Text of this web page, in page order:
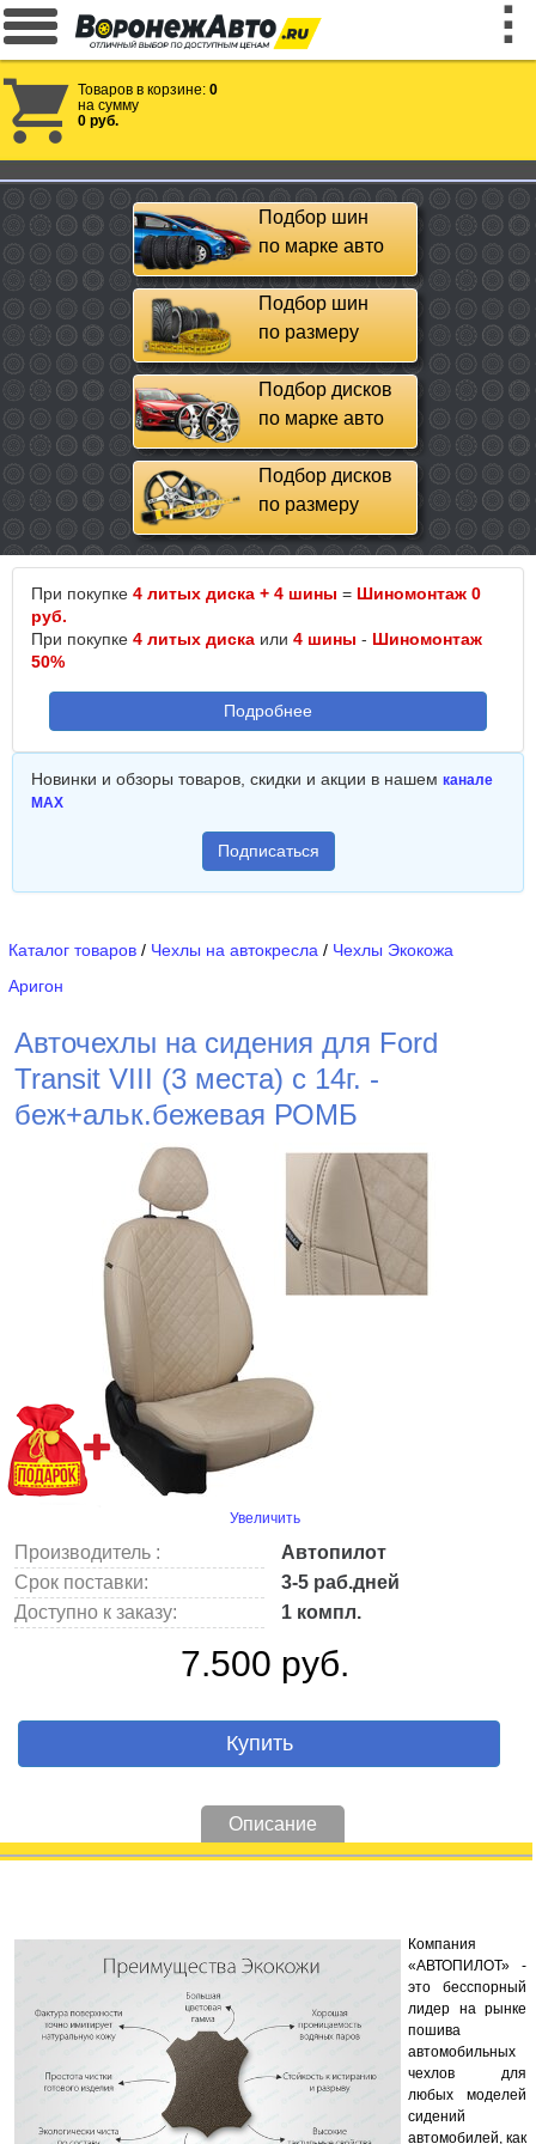
Товаров в корзине: 0
на сумму
0 руб.
Подбор шин
по марке авто
Подбор шин
по размеру
Подбор дисков
по марке авто
Подбор дисков
по размеру
При покупке 4 литых диска + 4 шины = Шиномонтаж 0
руб.
При покупке 4 литых диска или 4 шины - Шиномонтаж
50%
Подробнее
Новинки и обзоры товаров, скидки и акции в нашем канале
MAX
Подписаться
Каталог товаров / Чехлы на автокресла / Чехлы Экокожа
Аригон
Авточехлы на сидения для Ford
Transit VIII (3 места) с 14г. -
беж+альк.бежевая РОМБ
Увеличить
Производитель :
Автопилот
Срок поставки:
3-5 раб.дней
Доступно к заказу:
1 компл.
7.500 руб.
Купить
Описание
Компания
«АВТОПИЛОТ» -
это бесспорный
лидер на рынке
пошива
автомобильных
чехлов для
любых моделей
сидений
автомобилей, как